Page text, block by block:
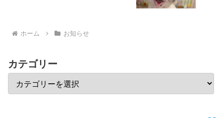
ホーム お知らせ
カテゴリー